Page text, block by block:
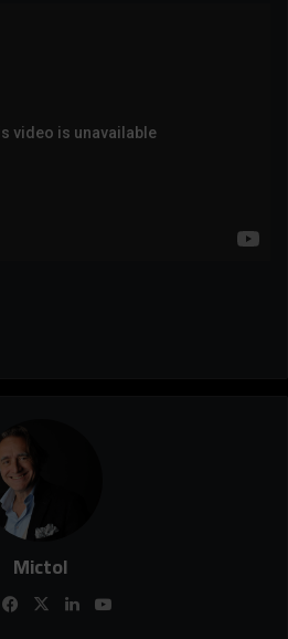
Mictol
WebsiteFacebook
X Linkedin